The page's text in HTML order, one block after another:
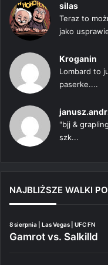
silas
Teraz to
jako
Kroganin
Lombard to
paserke....
"bjj &
szk...
NAJBLIŻSZE WALKI
8 sierpnia | Las Vegas | UFC FN
Gamrot vs. Salkilld